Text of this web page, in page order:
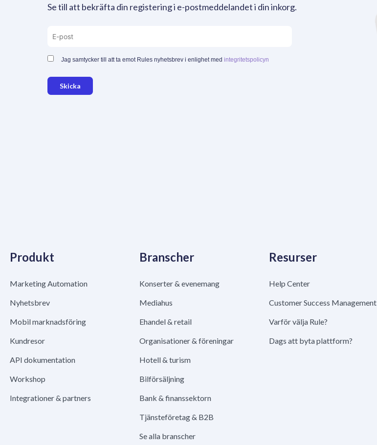
Se till att bekräfta din registering i e-postmeddelandet i din inkorg.
Jag samtycker till att ta emot Rules nyhetsbrev i enlighet med integritetspolicyn
Skicka
Produkt
Marketing Automation
Nyhetsbrev
Mobil marknadsföring
Kundresor
API dokumentation
Workshop
Integrationer & partners
Branscher
Konserter & evenemang
Mediahus
Ehandel & retail
Organisationer & föreningar
Hotell & turism
Bilförsäljning
Bank & finanssektorn
Tjänsteföretag & B2B
Se alla branscher
Resurser
Help Center
Customer Success Management
Varför välja Rule?
Dags att byta plattform?